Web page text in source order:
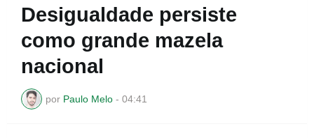
Desigualdade persiste
como grande mazela
nacional
por Paulo Melo - 04:41